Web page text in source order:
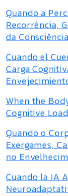
Quando a
Recorrência,
da Consciência
Cuando el
Carga
When the
Cognitive
Quando o
Exergames,
no
Cuando la IA